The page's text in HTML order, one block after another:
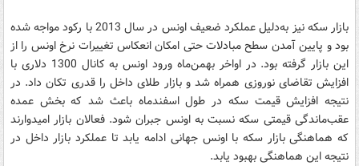
بازار سکه نیز به‌دلیل عملکرد ضعیف اونس در سال 2013 با رکود مواجه شده
بود و پایین آمدن سطح مبادلات حتی امکان انعکاس تغییرات نرخ اونس را از
این بازار گرفته بود. در اواخر بهمن‌ماه ورود اونس به کانال 1300 دلاری با
افزایش تقاضای نوروزی همراه شد و بازار طلای داخل را قدری تکان داد. در
نتیجه افزایش قیمت سکه در طول اسفندماه باعث شد که بخش عمده
عقب‌ماندگی قیمتی سکه نسبت به اونس جبران شود. فعالان بازار امیدوارند
که هماهنگی بازار سکه با اونس جهانی ادامه یابد تا عملکرد بازار داخل در
نتیجه این هماهنگی بهبود یابد.